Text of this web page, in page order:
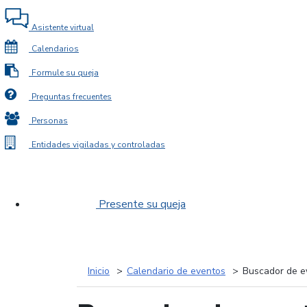
Asistente virtual
Calendarios
Formule su queja
Preguntas frecuentes
Personas
Entidades vigiladas y controladas
Presente su queja
Inicio Calendario de eventos Buscador de